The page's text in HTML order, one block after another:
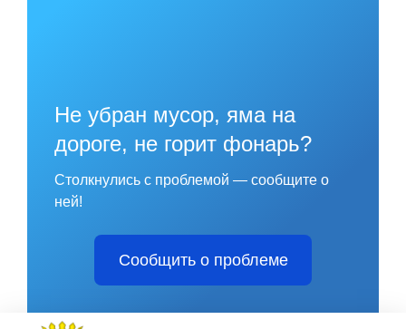
Не убран мусор, яма на
дороге, не горит фонарь?
Столкнулись с проблемой — сообщите о
ней!
Сообщить о проблеме